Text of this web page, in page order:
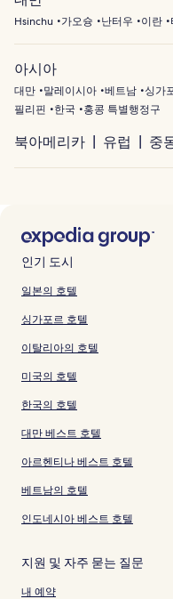
Hsinchu 가오슝 난터우 이란
아시아
대만 말레이시아 베트남 싱가
필리핀
한국 홍콩 특별행정구
북아메리카 유럽 중
인기 도시
일본의 호텔
싱가포르 호텔
이탈리아의 호텔
미국의 호텔
한국의 호텔
대만 베스트 호텔
아르헨티나 베스트 호텔
베트남의 호텔
인도네시아 베스트 호텔
지원 및 자주 묻는 질문
내 예약